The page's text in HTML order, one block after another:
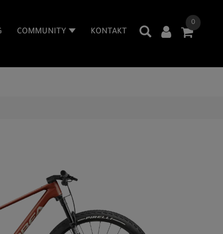
0
COMMUNITY KONTAKT